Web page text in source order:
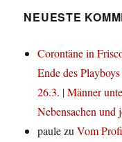
NEUESTE
Corontäne in
Ende des
26.3. | Männer
Nebensachen und
paulezuVom